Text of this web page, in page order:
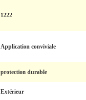
1222
Application conviviale
protection durable
Extérieur